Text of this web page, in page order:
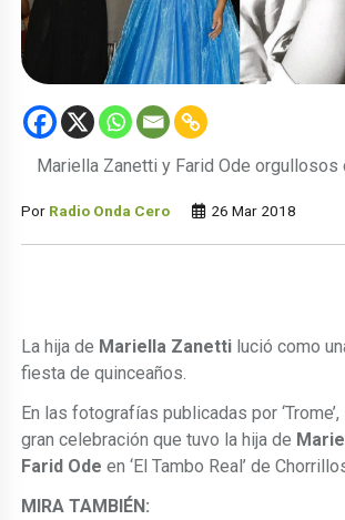
Mariella Zanetti y Farid Ode orgullosos
Por Radio Onda Cero 26 Mar 2018
La hija de Mariella Zanetti lució como
fiesta de quinceaños.
En las fotografías publicadas por
gran celebración que tuvo la hija de
Farid Ode en ‘El Tambo Real’ de
MIRA TAMBIÉN: